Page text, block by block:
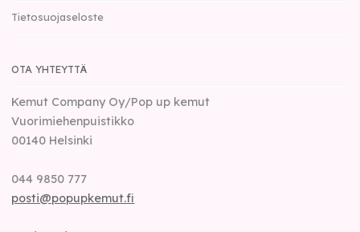
Tietosuojaseloste
OTA YHTEYTTÄ
Kemut Company Oy/Pop up kemut
Vuorimiehenpuistikko
00140 Helsinki
044 9850 777
posti@popupkemut.fi